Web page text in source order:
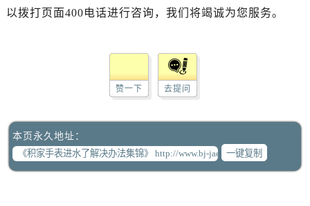
以拨打页面400电话进行咨询，我们将竭诚为您服务。
赞一下 去提问
本页永久地址：
一键复制